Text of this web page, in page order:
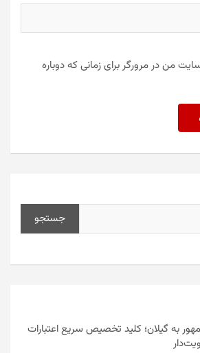
من در مرورگر برای زمانی که دوباره
جستجو
به گیلان؛ کلید تخصیص سریع اعتبارات